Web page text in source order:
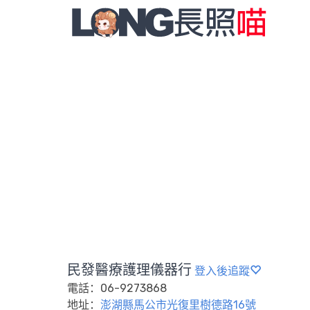
民發醫療護理儀器行 登入後追蹤
電話：06-9273868
地址： 澎湖縣馬公市光復里樹德路16號